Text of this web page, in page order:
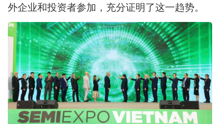
外企业和投资者参加，充分证明了这一趋势。